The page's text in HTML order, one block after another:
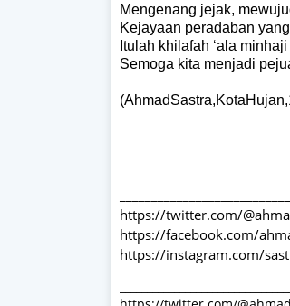
Mengenang jejak,
Kejayaan peradaban
Itulah khilafah ‘ala
Semoga kita menjadi
https://twitter.com/
https://facebook.com/
https://instagram.com/